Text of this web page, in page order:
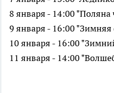
8 января - 14:00 "Поляна
9 января - 16:00
10 января - 16:00
11 января - 14:00